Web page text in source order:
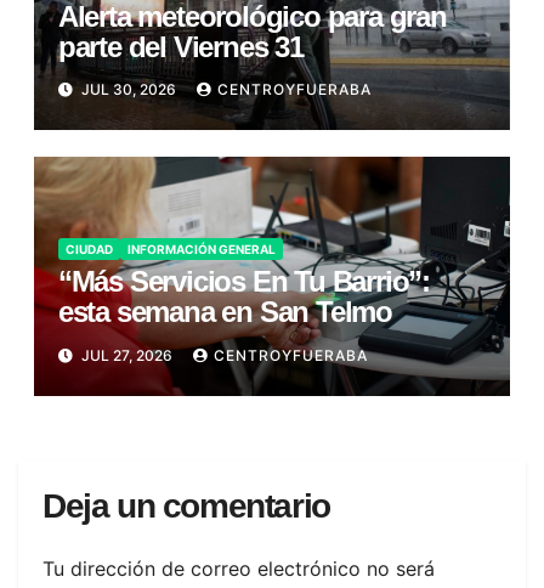
Alerta meteorológico para gran
parte del Viernes 31
JUL 30, 2026 CENTROYFUERABA
CIUDAD INFORMACIÓN GENERAL
“Más Servicios En Tu Barrio”:
esta semana en San Telmo
JUL 27, 2026 CENTROYFUERABA
Deja un comentario
Tu dirección de correo electrónico no será